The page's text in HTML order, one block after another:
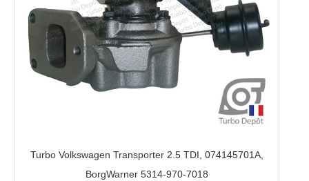
Turbo Volkswagen Transporter 2.5 TDI, 074145701A,
BorgWarner 5314-970-7018